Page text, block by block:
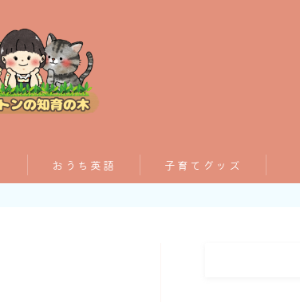
おうち英語 子育てグッズ